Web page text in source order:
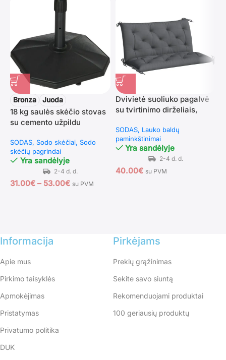
Bronza Juoda
18 kg saulės skėčio stovas
su cemento užpildu
SODAS Sodo skėčiai Sodo
skėčių pagrindai
Yra sandėlyje
31.00€ – 53.00€ su PVM
Dvivietė suoliuko pagalvė
su tvirtinimo dirželiais,
baldams 100 x 98 x 8 cm
SODAS Lauko baldų
paminkštinimai
Yra sandėlyje
40.00€ su PVM
Informacija
Apie mus
Pirkimo taisyklės
Apmokėjimas
Pristatymas
Privatumo politika
DUK
Pirkėjams
Prekių grąžinimas
Sekite savo siuntą
Rekomenduojami produktai
100 geriausių produktų